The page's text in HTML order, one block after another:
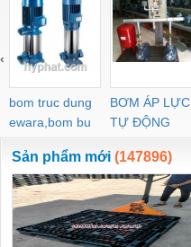
bom truc dung
ewara,bom bu
ewara
BƠM ÁP LỰC
TỰ ĐỘNG
‹
Sản phẩm mới (147896)